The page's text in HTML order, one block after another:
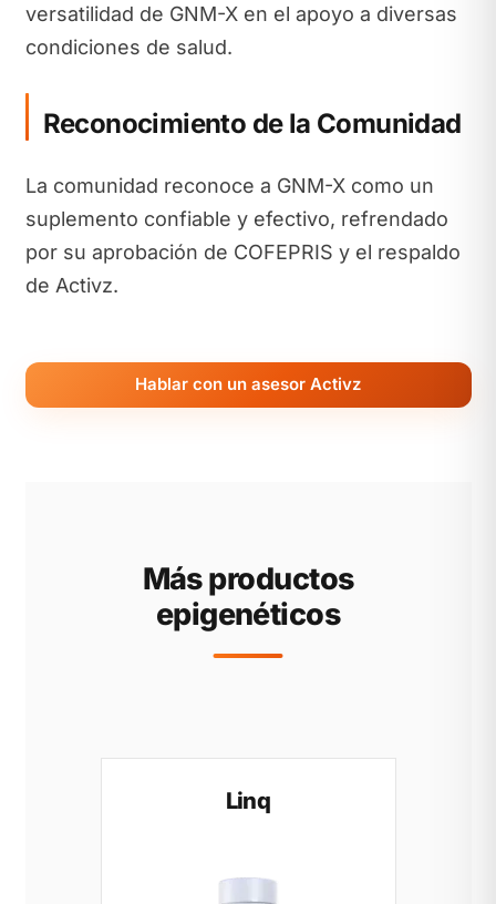
versatilidad de GNM-X en el apoyo a diversas
condiciones de salud.
Reconocimiento de la Comunidad
La comunidad reconoce a GNM-X como un
suplemento confiable y efectivo, refrendado
por su aprobación de COFEPRIS y el respaldo
de Activz.
Hablar con un asesor Activz
Más productos
epigenéticos
Linq